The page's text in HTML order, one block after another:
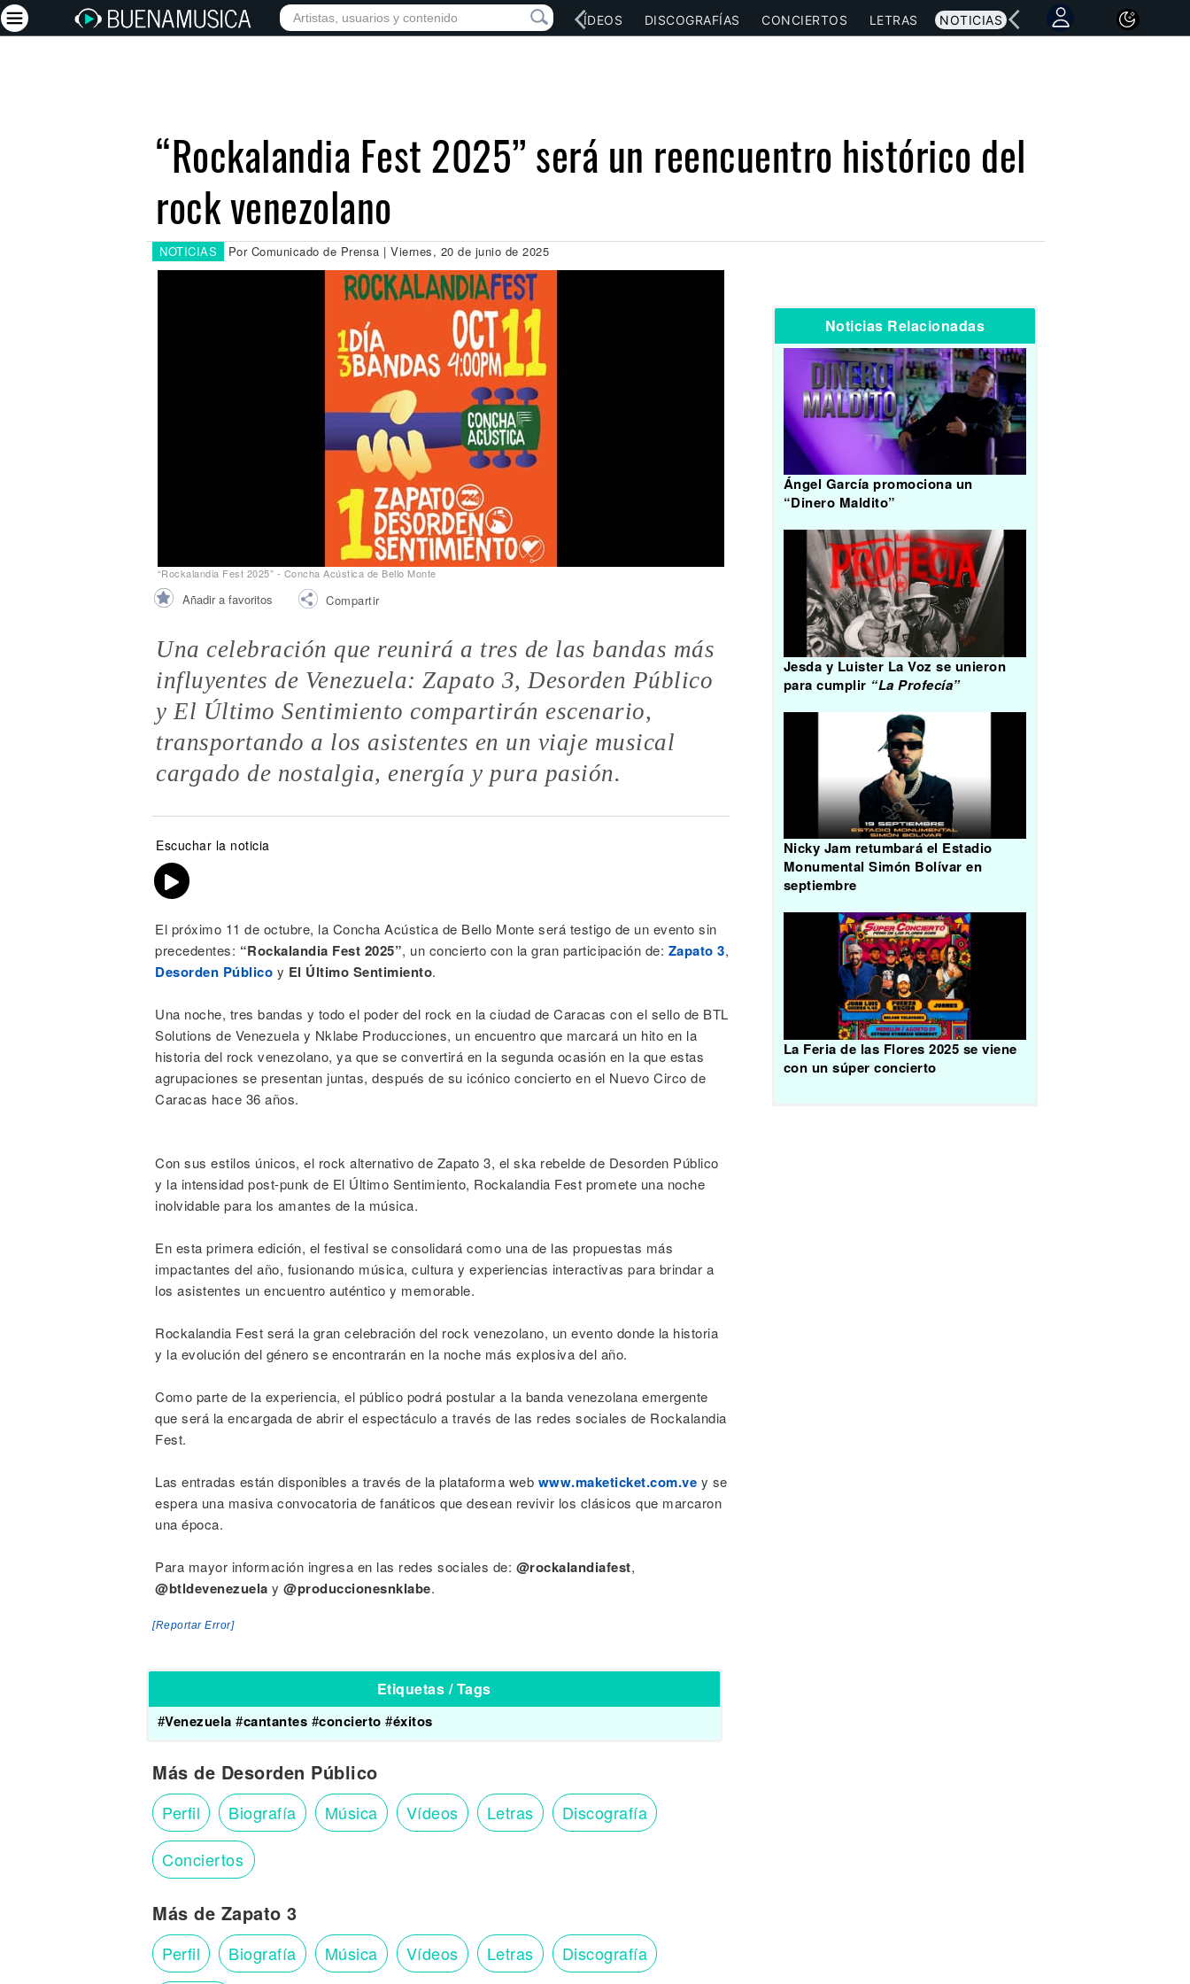
INICIO ARTISTAS RED SOCIAL MÚSICA VÍDEOS DISCOGRAFÍAS CONCIERTOS LETRAS NOTICIAS
“Rockalandia Fest 2025” será un reencuentro histórico del
rock venezolano
NOTICIAS Por Comunicado de Prensa | Viernes, 20 de junio de 2025
“Rockalandia Fest 2025” - Concha Acústica de Bello Monte
Añadir a favoritos Compartir
Una celebración que reunirá a tres de las bandas más
influyentes de Venezuela: Zapato 3, Desorden Público
y El Último Sentimiento compartirán escenario,
transportando a los asistentes en un viaje musical
cargado de nostalgia, energía y pura pasión.
Escuchar la noticia
El próximo 11 de octubre, la Concha Acústica de Bello Monte será testigo de un evento sin
precedentes: “Rockalandia Fest 2025”, un concierto con la gran participación de: Zapato 3,
Desorden Público y El Último Sentimiento.
Una noche, tres bandas y todo el poder del rock en la ciudad de Caracas con el sello de BTL
Solutions de Venezuela y Nklabe Producciones, un encuentro que marcará un hito en la
historia del rock venezolano, ya que se convertirá en la segunda ocasión en la que estas
agrupaciones se presentan juntas, después de su icónico concierto en el Nuevo Circo de
Caracas hace 36 años.
Con sus estilos únicos, el rock alternativo de Zapato 3, el ska rebelde de Desorden Público
y la intensidad post-punk de El Último Sentimiento, Rockalandia Fest promete una noche
inolvidable para los amantes de la música.
En esta primera edición, el festival se consolidará como una de las propuestas más
impactantes del año, fusionando música, cultura y experiencias interactivas para brindar a
los asistentes un encuentro auténtico y memorable.
Rockalandia Fest será la gran celebración del rock venezolano, un evento donde la historia
y la evolución del género se encontrarán en la noche más explosiva del año.
Como parte de la experiencia, el público podrá postular a la banda venezolana emergente
que será la encargada de abrir el espectáculo a través de las redes sociales de Rockalandia
Fest.
Las entradas están disponibles a través de la plataforma web www.maketicket.com.ve y se
espera una masiva convocatoria de fanáticos que desean revivir los clásicos que marcaron
una época.
Para mayor información ingresa en las redes sociales de: @rockalandiafest,
@btldevenezuela y @produccionesnklabe.
[Reportar Error]
Etiquetas / Tags
#Venezuela #cantantes #concierto #éxitos
Más de Desorden Público
Perfil Biografía Música Vídeos Letras Discografía
Conciertos
Más de Zapato 3
Perfil Biografía Música Vídeos Letras Discografía
Noticias Relacionadas
Ángel García promociona un
“Dinero Maldito”
Jesda y Luister La Voz se unieron
para cumplir “La Profecía”
Nicky Jam retumbará el Estadio
Monumental Simón Bolívar en
septiembre
La Feria de las Flores 2025 se viene
con un súper concierto